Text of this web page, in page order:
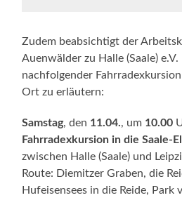
Zudem beabsichtigt der
Auenwälder zu Halle (Saale)
nachfolgender
Ort zu erläutern:
Samstag, den 11.04., um 10.00
Fahrradexkursion in die Saale-
zwischen Halle (Saale) und
Route: Diemitzer Graben, die
Hufeisensees in die Reide, Park